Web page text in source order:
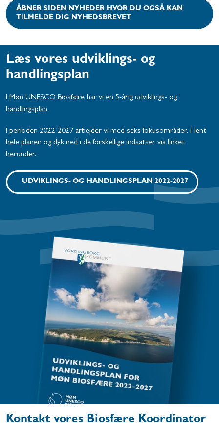
ÅBNER SIDEN NYHEDER HVOR DU OGSÅ KAN
TILMELDE DIG NYHEDSBREVET
Læs vores udviklings- og
handlingsplan
I Møn UNESCO Biosfære har vi en 5-årig udviklings- og
handlingsplan.
I perioden 2022-2027 arbejder vi med seks fokusområder. Hent
hele planen og dyk ned i de forskellige indsatser via linket
herunder.
UDVIKLINGS- OG HANDLINGSPLAN 2022-2027
Kontakt vores Biosfære Koordinator